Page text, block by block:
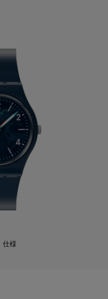
仕様